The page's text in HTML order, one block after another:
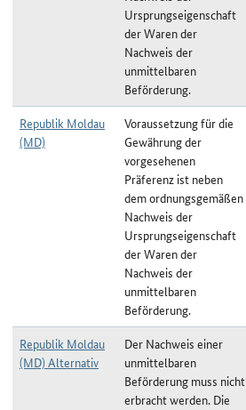
Ursprungseigenschaft
der Waren der
Nachweis der
unmittelbaren
Beförderung.
Republik Moldau
(MD)
Voraussetzung für die
Gewährung der
vorgesehenen
Präferenz ist neben
dem ordnungsgemäßen
Nachweis der
Ursprungseigenschaft
der Waren der
Nachweis der
unmittelbaren
Beförderung.
Republik Moldau
(MD) Alternativ
Der Nachweis einer
unmittelbaren
Beförderung muss nicht
erbracht werden. Die